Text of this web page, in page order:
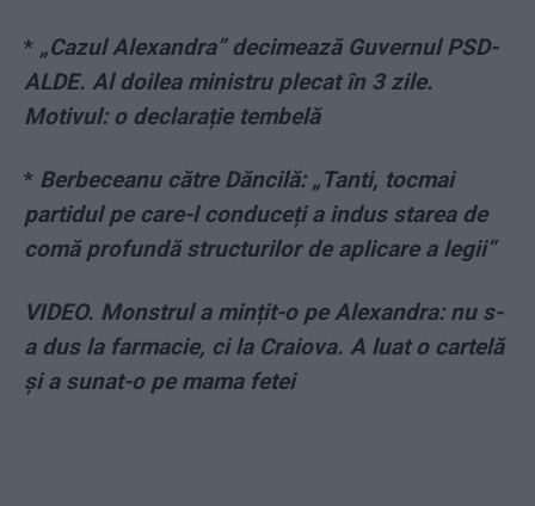
* „Cazul Alexandra” decimează Guvernul PSD-
ALDE. Al doilea ministru plecat în 3 zile.
Motivul: o declarație tembelă
* Berbeceanu către Dăncilă: „Tanti, tocmai
partidul pe care-l conduceți a indus starea de
comă profundă structurilor de aplicare a legii”
VIDEO. Monstrul a mințit-o pe Alexandra: nu s-
a dus la farmacie, ci la Craiova. A luat o cartelă
și a sunat-o pe mama fetei